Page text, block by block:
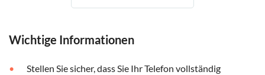
Wichtige Informationen
Stellen Sie sicher, dass Sie Ihr Telefon vollständig